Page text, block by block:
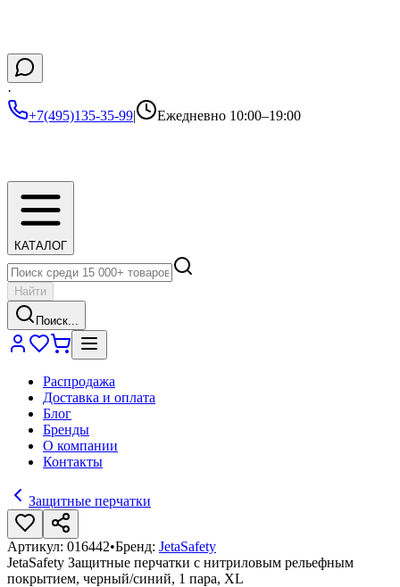
·
+7(495)135-35-99| Ежедневно 10:00–19:00
КАТАЛОГ
Найти
Поиск...
Распродажа
Доставка и оплата
Блог
Бренды
О компании
Контакты
Защитные перчатки
Артикул: 016442•Бренд: JetaSafety
JetaSafety Защитные перчатки с нитриловым рельефным
покрытием, черный/синий, 1 пара, XL